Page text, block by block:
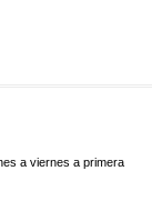
a viernes a primera